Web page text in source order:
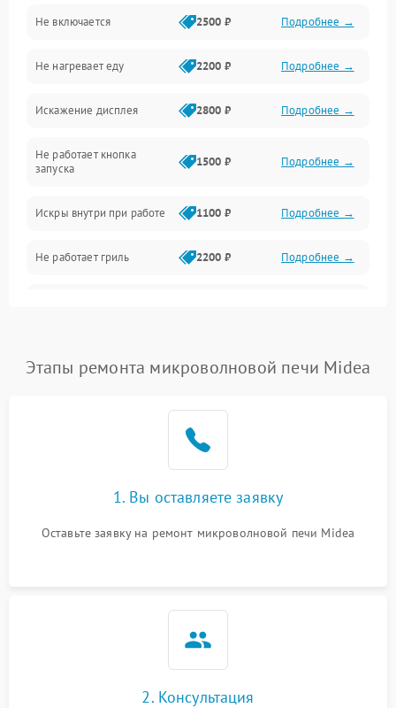
Механика и внутренние элементы
Механические повреждения
Питание и запуск
Нагрев и приготовление
Программное обеспечение
Не включается 2500 ₽ Подробнее →
Не нагревает еду 2200 ₽ Подробнее →
Искажение дисплея 2800 ₽ Подробнее →
Не работает кнопка
запуска
1500 ₽ Подробнее →
Искры внутри при работе 1100 ₽ Подробнее →
Не работает гриль 2200 ₽ Подробнее →
Подробнее →
2200 ₽
Не работают сенсорные
1000 ₽
Этапы ремонта микроволновой печи Midea
1. Вы оставляете заявку
Оставьте заявку на ремонт микроволновой печи Midea
2. Консультация